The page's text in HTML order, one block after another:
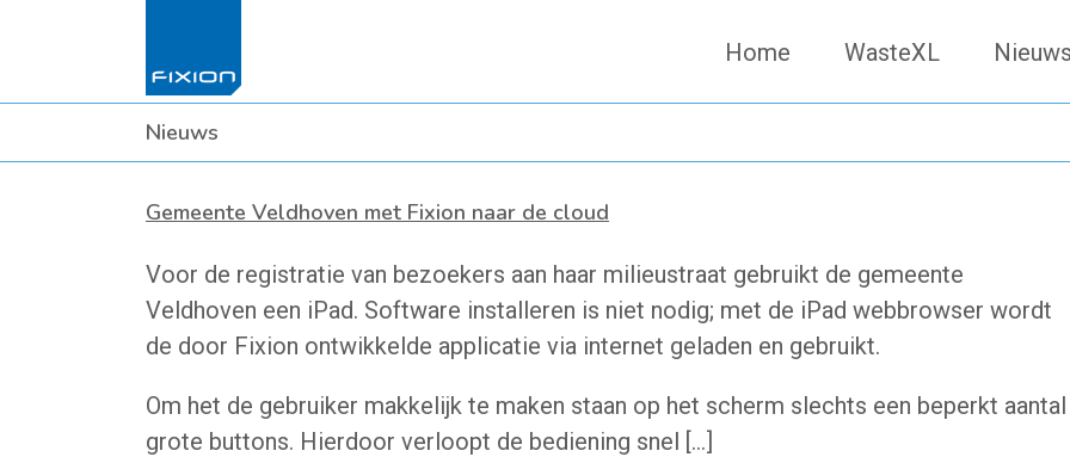
Home WasteXL
Nieuws
Gemeente Veldhoven met Fixion naar de cloud
Voor de registratie van bezoekers aan haar milieustraat gebruikt de gemeente
Veldhoven een iPad. Software installeren is niet nodig; met de iPad webbrowser wordt
de door Fixion ontwikkelde applicatie via internet geladen en gebruikt.
Om het de gebruiker makkelijk te maken staan op het scherm slechts een beperkt aantal
grote buttons. Hierdoor verloopt de bediening snel […]